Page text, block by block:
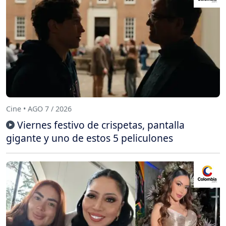
Cine • AGO 7 / 2026
Viernes festivo de crispetas, pantalla
gigante y uno de estos 5 peliculones